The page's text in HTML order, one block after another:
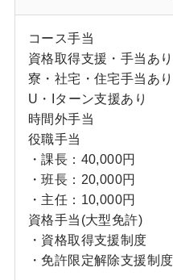
コース手当
資格取得支援・手当あり
寮・社宅・住宅手当あり
U・Iターン支援あり
時間外手当
役職手当
・課長：40,000円
・班長：20,000円
・主任：10,000円
資格手当(大型免許)
・資格取得支援制度
・免許限定解除支援制度